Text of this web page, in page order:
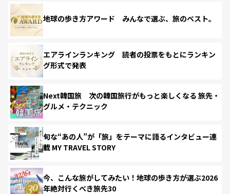
地球の歩き方アワード みんなで選ぶ、旅のベスト。
エアラインランキング 読者の投票をもとにランキン
グ形式で発表
Next韓国旅 次の韓国旅行がもっと楽しくなる 旅先・
グルメ・テクニック
旬な“あの人”が「旅」をテーマに語るインタビュー連
載 MY TRAVEL STORY
今、こんな旅がしてみたい！地球の歩き方が選ぶ2026
年絶対行くべき旅先30